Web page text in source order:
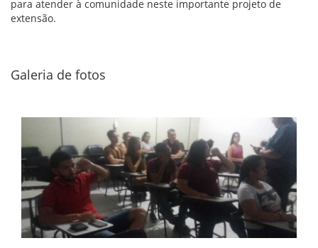
para atender à comunidade neste importante projeto de
extensão.
Galeria de fotos